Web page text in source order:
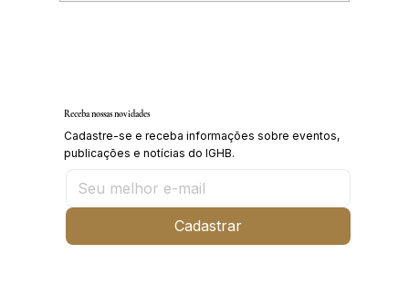
Receba nossas novidades
Cadastre-se e receba informações sobre eventos,
publicações e notícias do IGHB.
Cadastrar